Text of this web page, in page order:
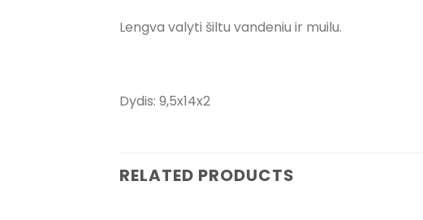
Lengva valyti šiltu vandeniu ir muilu.
Dydis: 9,5x14x2
RELATED PRODUCTS